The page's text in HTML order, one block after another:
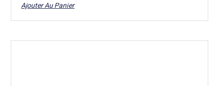
Ajouter Au Panier